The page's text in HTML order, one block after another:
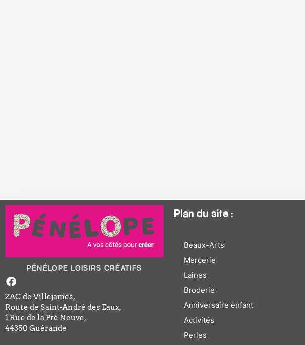
PÉNÉLOPE LOISIRS CRÉATIFS
Facebook-
f
ZAC de Villejames,
Route de Saint-André des Eaux,
1 Rue de la Pré Neuve,
44350 Guérande
Plan du site :
Beaux-Arts
Mercerie
Laines
Broderie
Anniversaire enfant
Activités
Perles